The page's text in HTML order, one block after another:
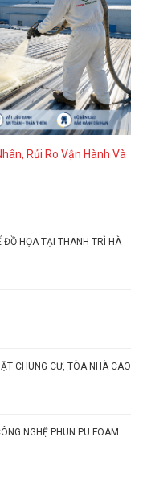
Rủi Ro Vận Hành Và
ĐỒ HỌA TẠI THANH TRÌ HÀ
CHUNG CƯ, TÒA NHÀ CAO
NGHỆ PHUN PU FOAM